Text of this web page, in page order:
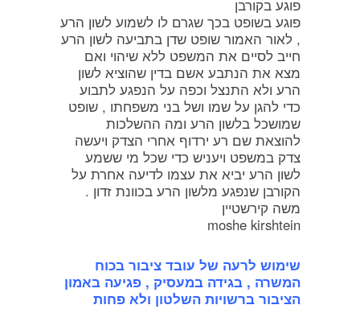
פוגע בקורבן
פוגע בשופט בכך שגרם לו לשמוע לשון הרע
, לאור האמור שופט שדן בתביעה לשון הרע
חייב לסיים את המשפט ללא שיהוי ואם
מצא את הנתבע אשם בדין שהוציא לשון
הרע ולא התנצל וכפה על הנפגע לתבוע
כדי להגן על שמו ושל בני משפחתו , שופט
שמושכל בלשון הרע ומה ההשלכות
להוצאת שם רע ירדוף אחרי הצדק ויעשה
צדק במשפט ויעניש כדי שכל מי ששמע
לשון הרע יביא את עצמו לדיעה אחרת על
הקורבן שנפגע מלשון הרע בכוונת זדון .
משה קירשטיין
moshe kirshtein
שימוש לרעה של עובד ציבור בכוח
המשרה , בגידה במעסיק , פגיעה באמון
הציבור ברשויות השלטון ולא פחות